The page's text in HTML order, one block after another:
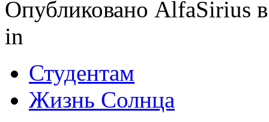
Опубликовано AlfaSirius
in
Студентам
Жизнь Солнца